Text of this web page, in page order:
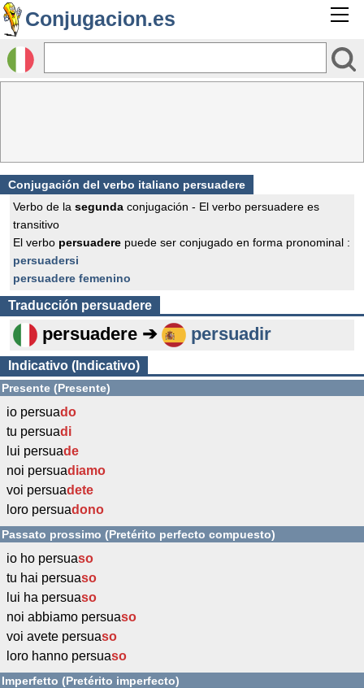
Conjugacion.es
Conjugación del verbo italiano persuadere
Verbo de la segunda conjugación - El verbo persuadere es
transitivo
El verbo persuadere puede ser conjugado en forma pronominal :
persuadersi
persuadere femenino
Traducción persuadere
persuadere ➔ persuadir
Indicativo (Indicativo)
Presente (Presente)
io persuado
tu persuadi
lui persuade
noi persuadiamo
voi persuadete
loro persuadono
Passato prossimo (Pretérito perfecto compuesto)
io ho persuaso
tu hai persuaso
lui ha persuaso
noi abbiamo persuaso
voi avete persuaso
loro hanno persuaso
Imperfetto (Pretérito imperfecto)